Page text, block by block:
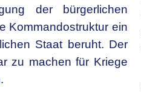
der bürgerlichen
Kommandostruktur ein
Staat beruht. Der
zu machen für Kriege